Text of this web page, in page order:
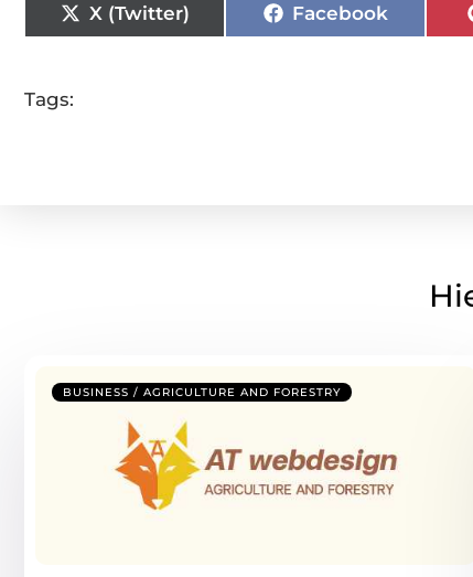
X (Twitter) Facebook
Tags:
BUSINESS / AGRICULTURE AND FORESTRY